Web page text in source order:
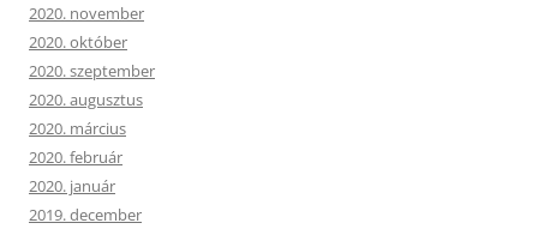
2020. november
2020. október
2020. szeptember
2020. augusztus
2020. március
2020. február
2020. január
2019. december